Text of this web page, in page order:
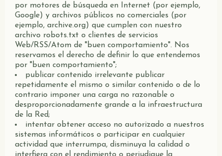
por motores de búsqueda en Internet (por ejemplo,
Google) y archivos públicos no comerciales (por
ejemplo, archive.org) que cumplen con nuestro
archivo robots.txt o clientes de servicios
Web/RSS/Atom de "buen comportamiento". Nos
reservamos el derecho de definir lo que entendemos
por "buen comportamiento";
publicar contenido irrelevante publicar
repetidamente el mismo o similar contenido o de lo
contrario imponer una carga no razonable o
desproporcionadamente grande a la infraestructura
de la Red;
intentar obtener acceso no autorizado a nuestros
sistemas informáticos o participar en cualquier
actividad que interrumpa, disminuya la calidad o